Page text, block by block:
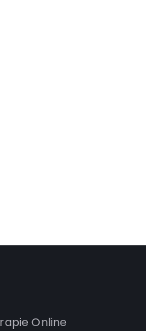
Online